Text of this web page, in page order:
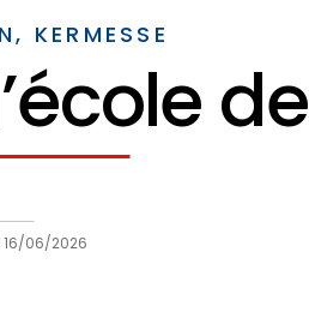
KERMESSE
16/06/2026